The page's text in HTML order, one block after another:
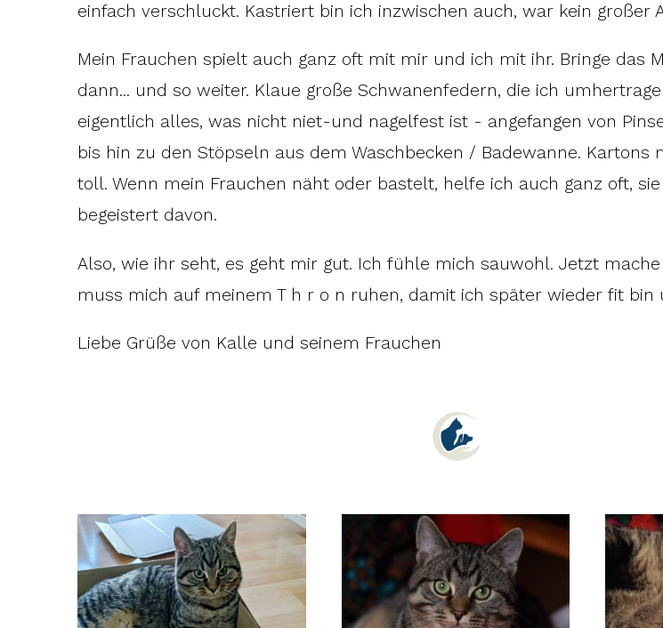
einfach verschluckt. Kastriert bin ich inzwischen auch, war kein großer
Mein Frauchen spielt auch ganz oft mit mir und ich mit ihr. Bringe das
dann... und so weiter. Klaue große Schwanenfedern, die ich
eigentlich alles, was nicht niet-und nagelfest ist - angefangen von
bis hin zu den Stöpseln aus dem Waschbecken / Badewanne. Kartons
toll. Wenn mein Frauchen näht oder bastelt, helfe ich auch ganz oft,
begeistert davon.
Also, wie ihr seht, es geht mir gut. Ich fühle mich sauwohl. Jetzt
muss mich auf meinem T h r o n ruhen, damit ich später wieder fit bin
Liebe Grüße von Kalle und seinem Frauchen